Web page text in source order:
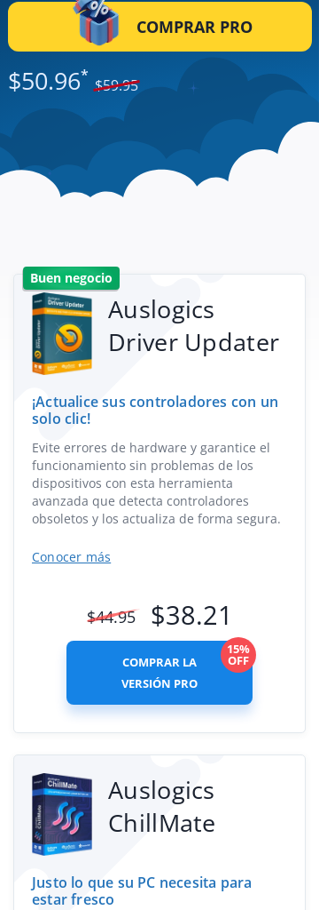
COMPRAR PRO
$50.96* $59.95
Buen negocio
Auslogics
Driver Updater
¡Actualice sus controladores con un
solo clic!
Evite errores de hardware y garantice el
funcionamiento sin problemas de los
dispositivos con esta herramienta
avanzada que detecta controladores
obsoletos y los actualiza de forma segura.
Conocer más
$44.95 $38.21
COMPRAR LA
VERSIÓN PRO
15%
OFF
Auslogics
ChillMate
Justo lo que su PC necesita para
estar fresco